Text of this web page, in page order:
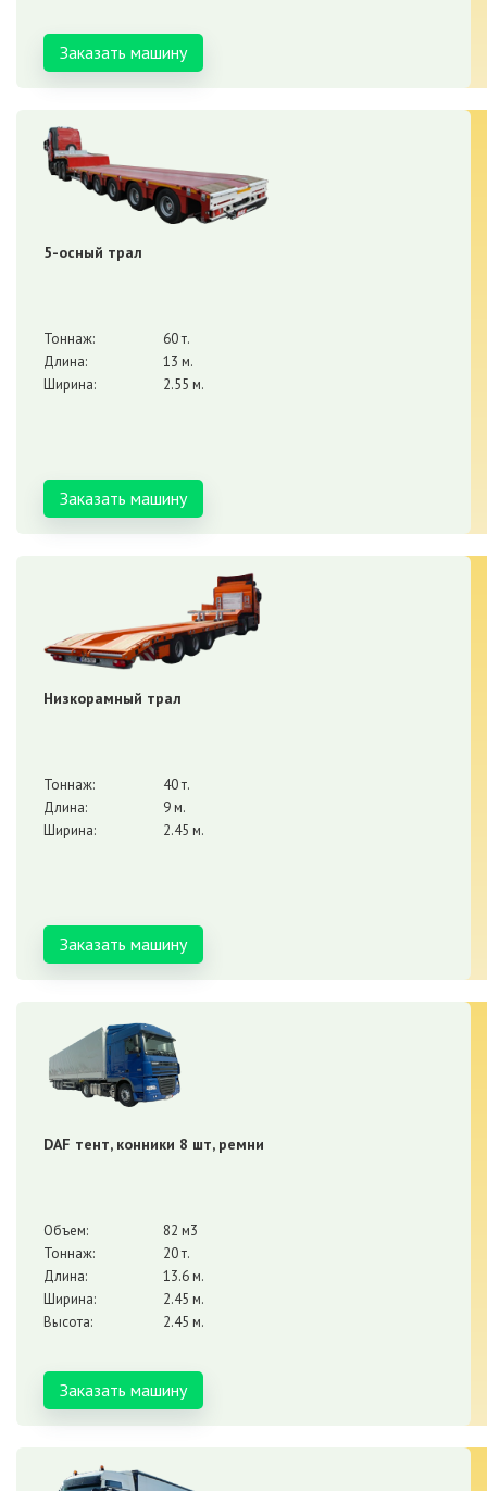
Заказать машину
5-осный трал
Тоннаж:
60 т.
Длина:
13 м.
Ширина:
2.55 м.
Заказать машину
Низкорамный трал
Тоннаж:
40 т.
Длина:
9 м.
Ширина:
2.45 м.
Заказать машину
DAF тент, конники 8 шт, ремни
Объем:
82 м3
Тоннаж:
20 т.
Длина:
13.6 м.
Ширина:
2.45 м.
Высота:
2.45 м.
Заказать машину